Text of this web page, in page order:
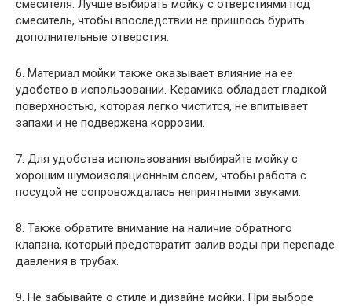
смесителя. Лучше выбирать мойку с отверстиями под
смеситель, чтобы впоследствии не пришлось бурить
дополнительные отверстия.
6. Материал мойки также оказывает влияние на ее
удобство в использовании. Керамика обладает гладкой
поверхностью, которая легко чистится, не впитывает
запахи и не подвержена коррозии.
7. Для удобства использования выбирайте мойку с
хорошим шумоизоляционным слоем, чтобы работа с
посудой не сопровождалась неприятными звуками.
8. Также обратите внимание на наличие обратного
клапана, который предотвратит залив воды при перепаде
давления в трубах.
9. Не забывайте о стиле и дизайне мойки. При выборе